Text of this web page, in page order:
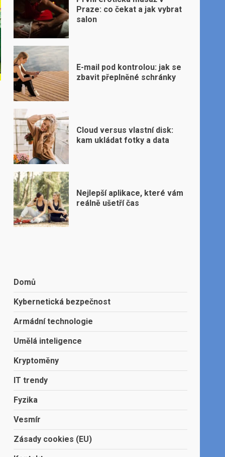
Praze: co čekat a jak vybrat
salon
E-mail pod kontrolou: jak se
zbavit přeplněné schránky
Cloud versus vlastní disk:
kam ukládat fotky a data
Nejlepší aplikace, které vám
reálně ušetří čas
Domů
Kybernetická bezpečnost
Armádní technologie
Umělá inteligence
Kryptoměny
IT trendy
Fyzika
Vesmír
Zásady cookies (EU)